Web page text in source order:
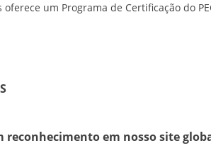
um Programa de Certificação do
reconhecimento em nosso site